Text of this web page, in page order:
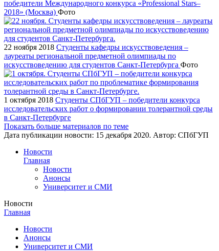
победители Международного конкурса «Professional Stars–
2018» (Москва) Фото
22 ноября 2018 Студенты кафедры искусствоведения –
лауреаты региональной предметной олимпиады по
искусствоведению для студентов Санкт-Петербурга Фото
1 октября 2018 Студенты СПбГУП – победители конкурса
исследовательских работ о формировании толерантной среды
в Санкт-Петербурге
Показать больше материалов по теме
Дата публикации новости: 15 декабря 2020. Автор: СПбГУП
Новости
Главная
Новости
Анонсы
Университет и СМИ
Новости
Главная
Новости
Анонсы
Университет и СМИ